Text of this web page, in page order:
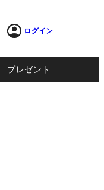
ログイン
プレゼント